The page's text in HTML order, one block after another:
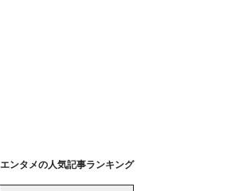
エンタメの人気記事ランキング